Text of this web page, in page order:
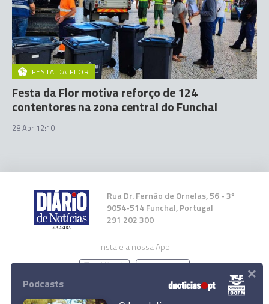
FESTA DA FLOR
Festa da Flor motiva reforço de 124
contentores na zona central do Funchal
28 Abr 12:10
Rua Dr. Fernão de Ornelas, 56 - 3º
9054-514 Funchal, Portugal
291 202 300
Instale a nossa App
Podcasts ×